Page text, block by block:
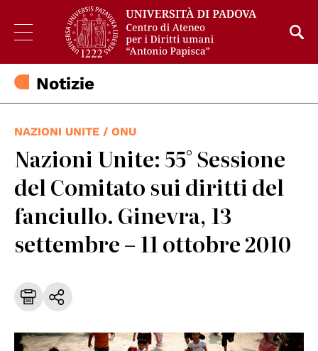
Notizie
NAZIONI UNITE / ONU
Nazioni Unite: 55° Sessione
del Comitato sui diritti del
fanciullo. Ginevra, 13
settembre – 11 ottobre 2010